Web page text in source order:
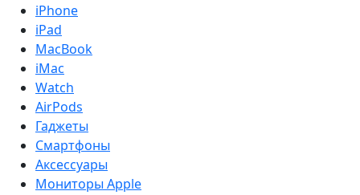
iPhone
iPad
MacBook
iMac
Watch
AirPods
Гаджеты
Смартфоны
Аксессуары
Мониторы Apple